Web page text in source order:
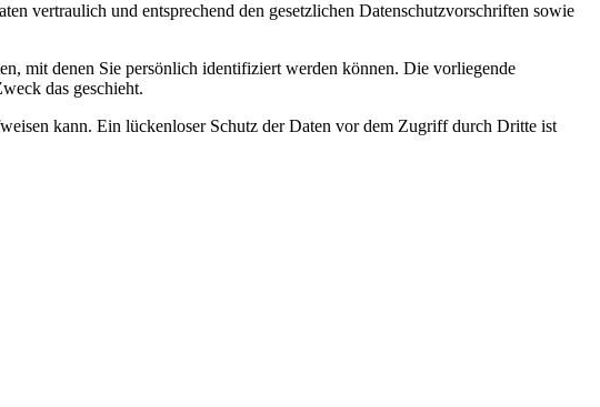
vertraulich und entsprechend den gesetzlichen Datenschutzvorschriften sowie
mit denen Sie persönlich identifiziert werden können. Die vorliegende
das geschieht.
kann. Ein lückenloser Schutz der Daten vor dem Zugriff durch Dritte ist